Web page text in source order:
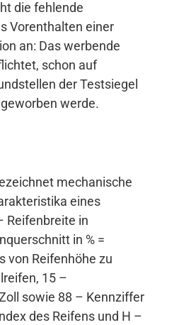
die fehlende
Vorenthalten einer
an: Das werbende
schon auf
der Testsiegel
werde.
mechanische
eines
Reifenbreite in
in % =
von Reifenhöhe zu
15 –
sowie 88 – Kennziffer
des Reifens und H –